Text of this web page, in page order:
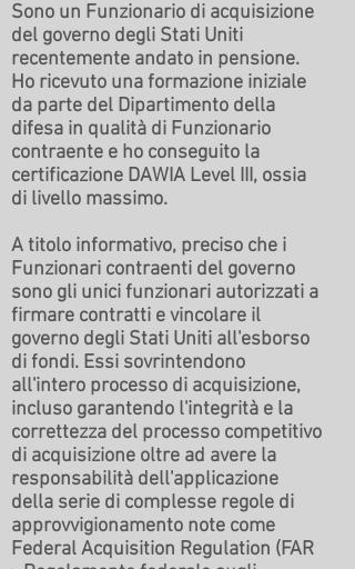
Sono un Funzionario di acquisizione
del governo degli Stati Uniti
recentemente andato in pensione.
Ho ricevuto una formazione iniziale
da parte del Dipartimento della
difesa in qualità di Funzionario
contraente e ho conseguito la
certificazione DAWIA Level III, ossia
di livello massimo.
A titolo informativo, preciso che i
Funzionari contraenti del governo
sono gli unici funzionari autorizzati a
firmare contratti e vincolare il
governo degli Stati Uniti all'esborso
di fondi. Essi sovrintendono
all'intero processo di acquisizione,
incluso garantendo l'integrità e la
correttezza del processo competitivo
di acquisizione oltre ad avere la
responsabilità dell'applicazione
della serie di complesse regole di
approvvigionamento note come
Federal Acquisition Regulation (FAR